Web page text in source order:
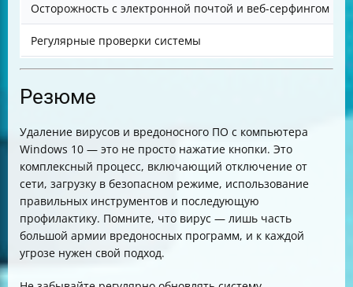
Осторожность с электронной почтой и веб-серфингом
Регулярные проверки системы
Резюме
Удаление вирусов и вредоносного ПО с компьютера
Windows 10 — это не просто нажатие кнопки. Это
комплексный процесс, включающий отключение от
сети, загрузку в безопасном режиме, использование
правильных инструментов и последующую
профилактику. Помните, что вирус — лишь часть
большой армии вредоносных программ, и к каждой
угрозе нужен свой подход.